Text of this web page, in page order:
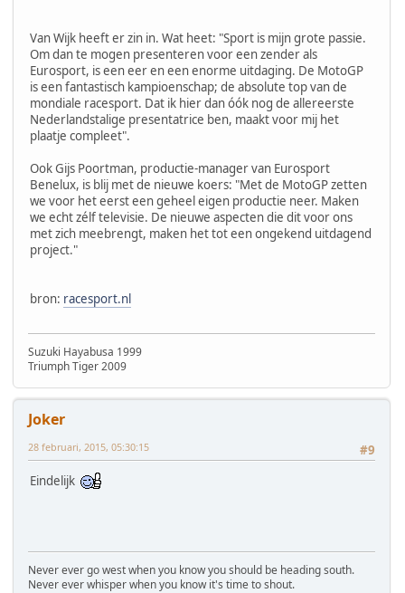
Van Wijk heeft er zin in. Wat heet: "Sport is mijn grote passie.
Om dan te mogen presenteren voor een zender als
Eurosport, is een eer en een enorme uitdaging. De MotoGP
is een fantastisch kampioenschap; de absolute top van de
mondiale racesport. Dat ik hier dan óók nog de allereerste
Nederlandstalige presentatrice ben, maakt voor mij het
plaatje compleet".
Ook Gijs Poortman, productie-manager van Eurosport
Benelux, is blij met de nieuwe koers: "Met de MotoGP zetten
we voor het eerst een geheel eigen productie neer. Maken
we echt zélf televisie. De nieuwe aspecten die dit voor ons
met zich meebrengt, maken het tot een ongekend uitdagend
project."
bron: racesport.nl
Suzuki Hayabusa 1999
Triumph Tiger 2009
Joker
#9
28 februari, 2015, 05:30:15
Eindelijk
Never ever go west when you know you should be heading south.
Never ever whisper when you know it's time to shout.